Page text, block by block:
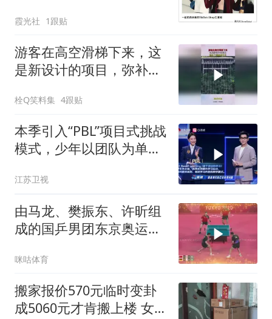
霞光社 1跟贴
游客在高空滑梯下来，这
是新设计的项目，弥补了
栓Q笑料集 4跟贴
本季引入“PBL”项目式挑战
模式，少年以团队为单
探究、分工协作完成项目
任务
江苏卫视
由马龙、樊振东、许昕组
成的国乒男团东京奥运会
的成就
咪咕体育
搬家报价570元临时变卦
成5060元才肯搬上楼 女子